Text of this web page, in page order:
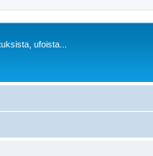
ufoista...